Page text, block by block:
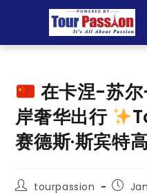
在卡涅-苏
岸奢华出行
赛德斯·斯宾特
tourpassion